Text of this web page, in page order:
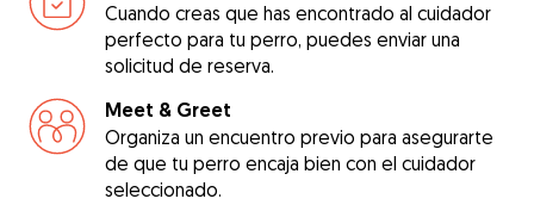
Cuando creas que has encontrado al cuidador
perfecto para tu perro, puedes enviar una
solicitud de reserva.
Meet & Greet
Organiza un encuentro previo para asegurarte
de que tu perro encaja bien con el cuidador
seleccionado.